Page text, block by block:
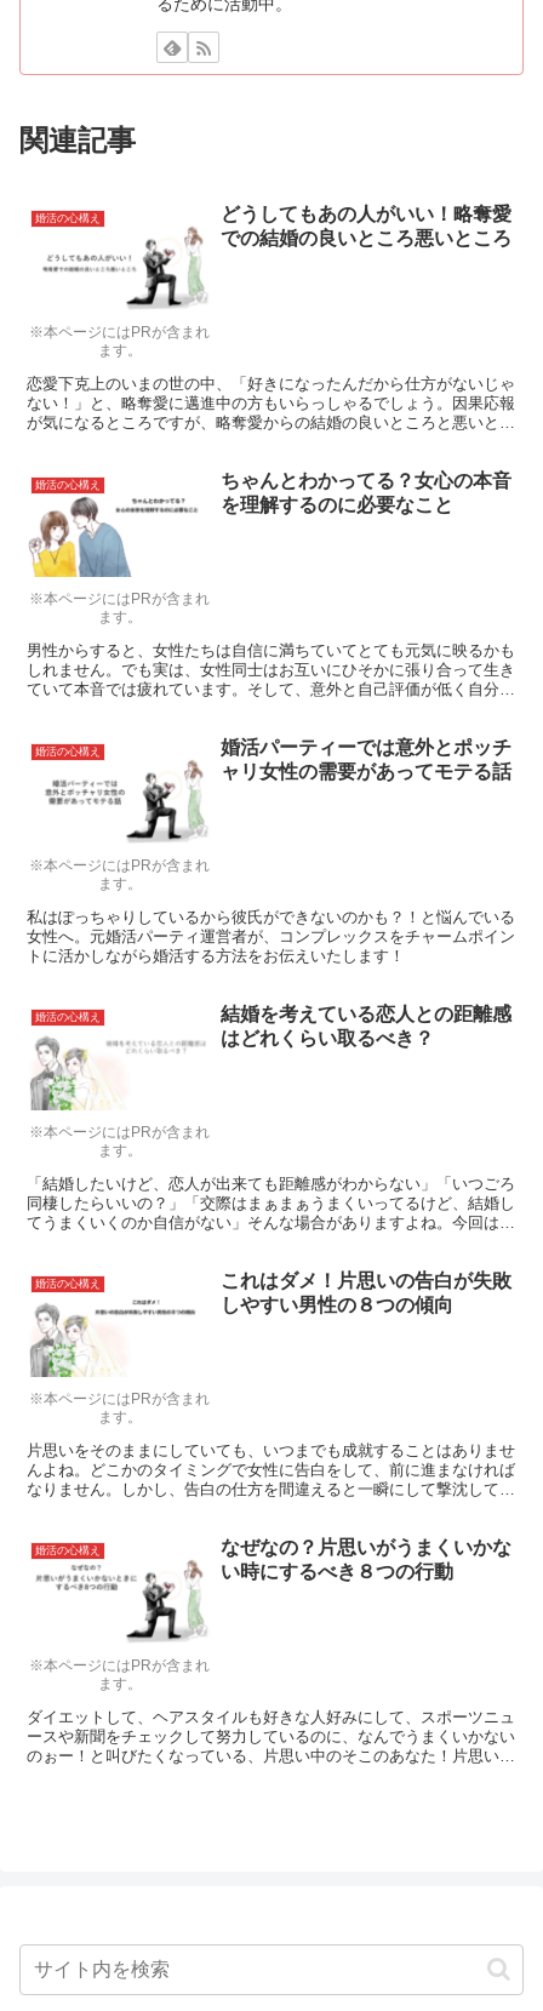
関連記事
※本ページにはPRが含まれ
ます。
婚活の心構え
どうしてもあの人がいい！略奪愛
での結婚の良いところ悪いところ
恋愛下克上のいまの世の中、「好きになったんだから仕方がないじゃ
ない！」と、略奪愛に邁進中の方もいらっしゃるでしょう。因果応報
が気になるところですが、略奪愛からの結婚の良いところと悪いとこ
※本ページにはPRが含まれ
ます。
婚活の心構え
ちゃんとわかってる？女心の本音
を理解するのに必要なこと
男性からすると、女性たちは自信に満ちていてとても元気に映るかも
しれません。でも実は、女性同士はお互いにひそかに張り合って生き
ていて本音では疲れています。そして、意外と自己評価が低く自分に
※本ページにはPRが含まれ
ます。
婚活の心構え
婚活パーティーでは意外とポッチ
ャリ女性の需要があってモテる話
私はぽっちゃりしているから彼氏ができないのかも？！と悩んでいる
女性へ。元婚活パーティ運営者が、コンプレックスをチャームポイン
トに活かしながら婚活する方法をお伝えいたします！
※本ページにはPRが含まれ
ます。
婚活の心構え
結婚を考えている恋人との距離感
はどれくらい取るべき？
「結婚したいけど、恋人が出来ても距離感がわからない」「いつごろ
同棲したらいいの？」「交際はまぁまぁうまくいってるけど、結婚し
てうまくいくのか自信がない」そんな場合がありますよね。今回は、
※本ページにはPRが含まれ
ます。
婚活の心構え
これはダメ！片思いの告白が失敗
しやすい男性の８つの傾向
片思いをそのままにしていても、いつまでも成就することはありませ
んよね。どこかのタイミングで女性に告白をして、前に進まなければ
なりません。しかし、告白の仕方を間違えると一瞬にして撃沈してし
※本ページにはPRが含まれ
ます。
婚活の心構え
なぜなの？片思いがうまくいかな
い時にするべき８つの行動
ダイエットして、ヘアスタイルも好きな人好みにして、スポーツニュ
ースや新聞をチェックして努力しているのに、なんでうまくいかない
のぉー！と叫びたくなっている、片思い中のそこのあなた！片思いが